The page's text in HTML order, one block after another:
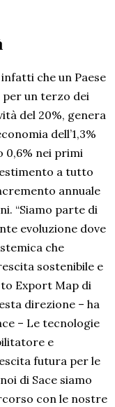
che un Paese
per un terzo dei
del 20%, genera
dell’1,3%
0,6% nei primi
a tutto
annuale
“Siamo parte di
evoluzione dove
che
sostenibile e
Export Map di
direzione – ha
– Le tecnologie
e
futura per le
di Sace siamo
con le nostre